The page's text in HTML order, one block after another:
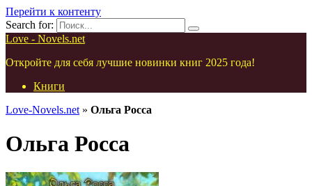
Перейти к контенту
Search for:
Love - Novels.net
Откройте для себя лучшие новинки книг 2025 года!
Книги
Love-Novels.net » Ольга Росса
Ольга Росса